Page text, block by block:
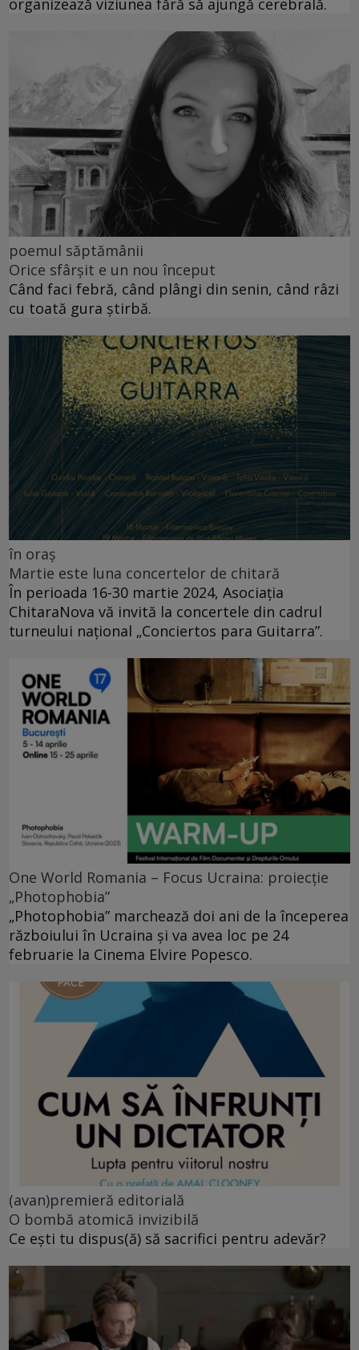
organizează viziunea fără să ajungă cerebrală.
poemul săptămânii
Orice sfârșit e un nou început
Când faci febră, când plângi din senin, când râzi
cu toată gura știrbă.
în oraș
Martie este luna concertelor de chitară
În perioada 16-30 martie 2024, Asociația
ChitaraNova vă invită la concertele din cadrul
turneului național „Conciertos para Guitarra”.
One World Romania – Focus Ucraina: proiecție
„Photophobia”
„Photophobia” marchează doi ani de la începerea
războiului în Ucraina și va avea loc pe 24
februarie la Cinema Elvire Popesco.
(avan)premieră editorială
O bombă atomică invizibilă
Ce ești tu dispus(ă) să sacrifici pentru adevăr?